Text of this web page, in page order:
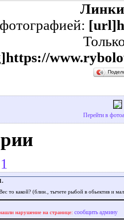
Перейти в
1
1.
то какой? (блин., тычете рыбой в обьектив и
нарушение на странице: сообщить админу